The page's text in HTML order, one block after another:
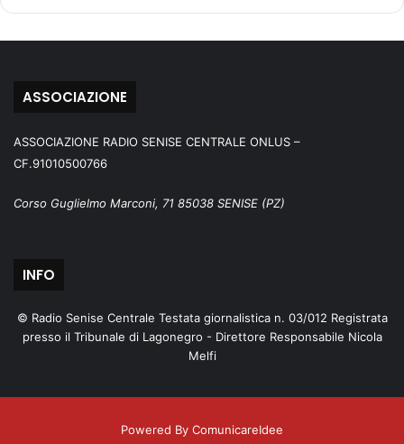
ASSOCIAZIONE
ASSOCIAZIONE RADIO SENISE CENTRALE ONLUS –
CF.91010500766
Corso Guglielmo Marconi, 71 85038 SENISE (PZ)
INFO
© Radio Senise Centrale Testata giornalistica n. 03/012 Registrata
presso il Tribunale di Lagonegro - Direttore Responsabile Nicola
Melfi
Powered By ComunicareIdee